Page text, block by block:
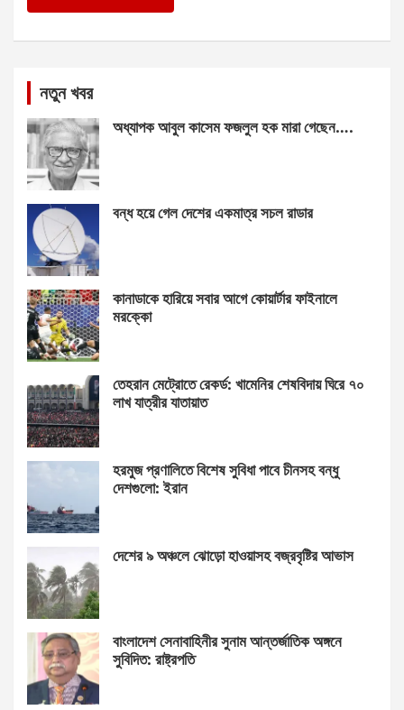
নতুন খবর
অধ্যাপক আবুল কাসেম ফজলুল হক মারা গেছেন….
বন্ধ হয়ে গেল দেশের একমাত্র সচল রাডার
কানাডাকে হারিয়ে সবার আগে কোয়ার্টার ফাইনালে
মরক্কো
তেহরান মেট্রোতে রেকর্ড: খামেনির শেষবিদায় ঘিরে ৭০
লাখ যাত্রীর যাতায়াত
হরমুজ প্রণালিতে বিশেষ সুবিধা পাবে চীনসহ বন্ধু
দেশগুলো: ইরান
দেশের ৯ অঞ্চলে ঝোড়ো হাওয়াসহ বজ্রবৃষ্টির আভাস
বাংলাদেশ সেনাবাহিনীর সুনাম আন্তর্জাতিক অঙ্গনে
সুবিদিত: রাষ্ট্রপতি